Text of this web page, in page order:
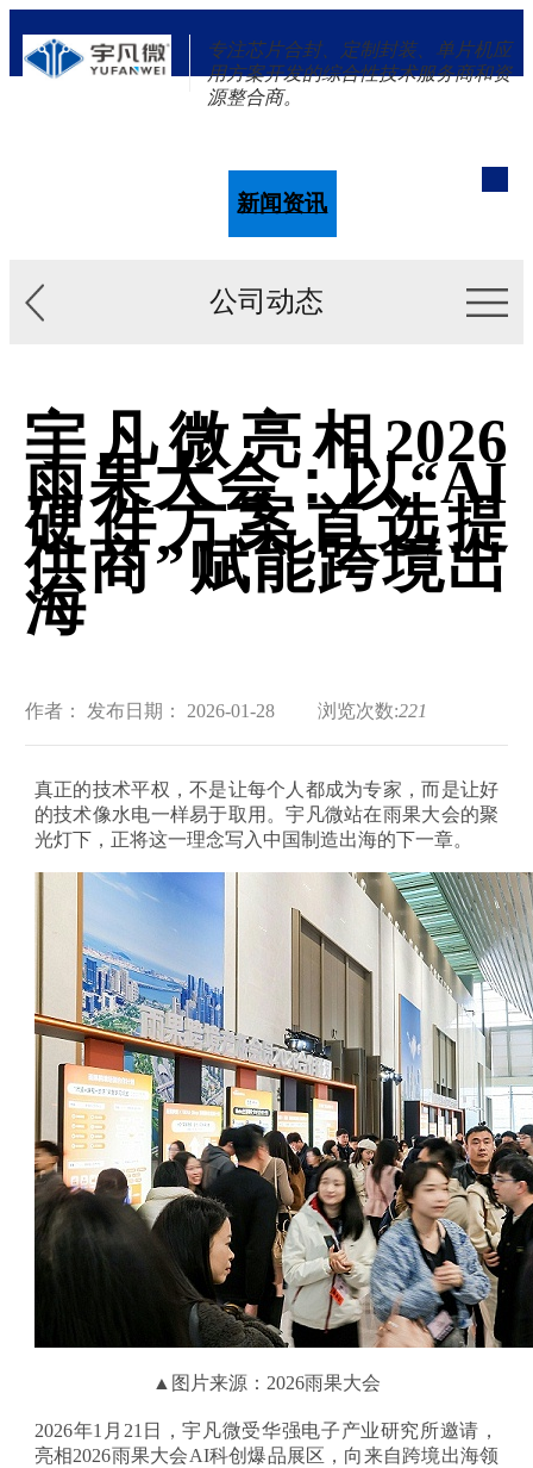
专注芯片合封、定制封装、单片机应
用方案开发的综合性技术服务商和资
源整合商。
新闻资讯
公司动态
宇凡微亮相2026
雨果大会：以“AI
硬件方案首选提
供商”赋能跨境出
海
作者： 发布日期： 2026-01-28 浏览次数:221
真正的技术平权，不是让每个人都成为专家，而是让好
的技术像水电一样易于取用。宇凡微站在雨果大会的聚
光灯下，正将这一理念写入中国制造出海的下一章。
▲ 图片来源：2026雨果大会
2026年1月21日，宇凡微受华强电子产业研究所邀请，
亮相2026雨果大会AI科创爆品展区，向来自跨境出海领